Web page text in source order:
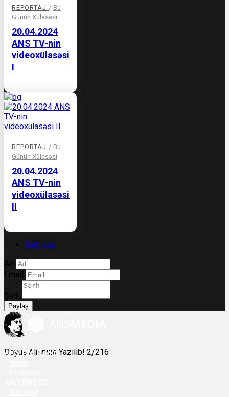
REPORTAJ / Bu
Günün Xülasəsi
20.04.2024
ANS TV-nin
videoxülasəsi
I
REPORTAJ / Bu
Günün Xülasəsi
20.04.2024
ANS TV-nin
videoxülasəsi
II
Şərh yaz
Ad
Email
Şərh
Paylaş
Döyüş Alnınıza Yazılıb! 2/216
ANSÇM Radio